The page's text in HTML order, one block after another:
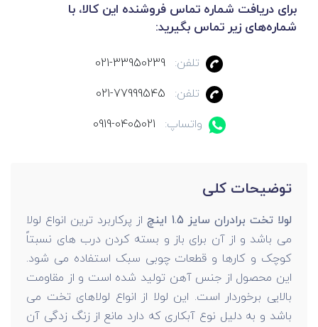
برای دریافت شماره تماس فروشنده این کالا، با
شماره‌های زیر تماس بگیرید:
تلفن:
021-33950239
تلفن:
021-77999545
واتساپ:
0919-0405021
توضیحات کلی
لولا تخت برادران سایز 1.5 اینچ
از پرکاربرد ترین انواع لولا
می باشد و از آن برای باز و بسته کردن درب های نسبتاً
کوچک و کارها و قطعات چوبی سبک استفاده می شود.
این محصول از جنس آهن تولید شده است و از مقاومت
بالایی برخوردار است. این لولا از انواع لولاهای تخت می
باشد و به دلیل نوع آبکاری که دارد مانع از زنگ زدگی آن